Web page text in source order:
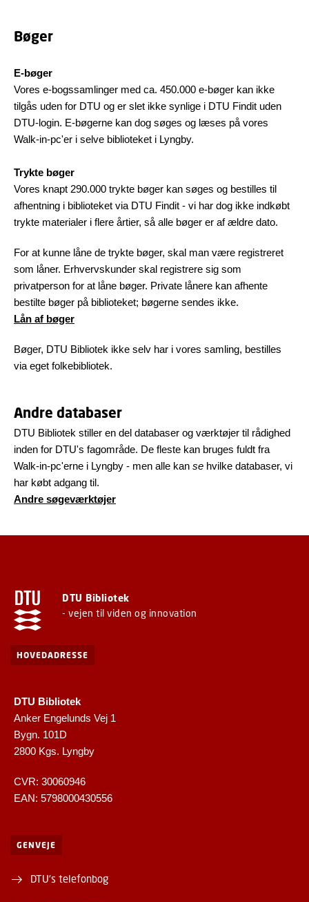
Bøger
E-bøger
Vores e-bogssamlinger med ca. 450.000 e-bøger kan ikke
tilgås uden for DTU og er slet ikke synlige i DTU Findit uden
DTU-login. E-bøgerne kan dog søges og læses på vores
Walk-in-pc'er i selve biblioteket i Lyngby.
Trykte bøger
Vores knapt 290.000 trykte bøger kan søges og bestilles til
afhentning i biblioteket via DTU Findit - vi har dog ikke indkøbt
trykte materialer i flere årtier, så alle bøger er af ældre dato.
For at kunne låne de trykte bøger, skal man være registreret
som låner. Erhvervskunder skal registrere sig som
privatperson for at låne bøger. Private lånere kan afhente
bestilte bøger på biblioteket; bøgerne sendes ikke.
Lån af bøger
Bøger, DTU Bibliotek ikke selv har i vores samling, bestilles
via eget folkebibliotek.
Andre databaser
DTU Bibliotek stiller en del databaser og værktøjer til rådighed
inden for DTU's fagområde. De fleste kan bruges fuldt fra
Walk-in-pc'erne i Lyngby - men alle kan se hvilke databaser, vi
har købt adgang til.
Andre søgeværktøjer
DTU Bibliotek
- vejen til viden og innovation
HOVEDADRESSE
DTU Bibliotek
Anker Engelunds Vej 1
Bygn. 101D
2800 Kgs. Lyngby
CVR: 30060946
EAN: 5798000430556
GENVEJE
DTU's telefonbog